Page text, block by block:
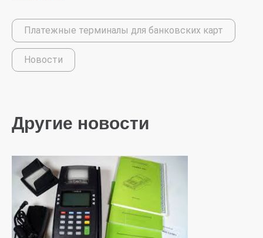
Платежные терминалы для банковских карт
Новости
Другие новости